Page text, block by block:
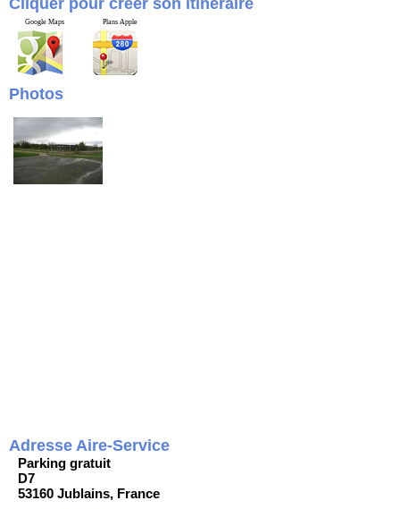
Cliquer pour créer son itinéraire
Google Maps Plans Apple
Photos
Adresse Aire-Service
Parking gratuit
D7
53160 Jublains, France